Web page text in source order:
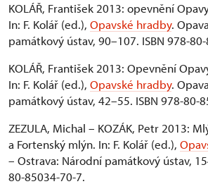
KOLÁŘ, František 2013: opevnění
In: F. Kolář (ed.), Opavské hradby.
památkový ústav, 90–107. ISBN 978-
KOLÁŘ, František 2013: Opevnění
In: F. Kolář (ed.), Opavské hradby.
památkový ústav, 42–55. ISBN 978-80-
ZEZULA, Michal – KOZÁK, Petr 2013:
a Fortenský mlýn. In: F. Kolář (ed.),
– Ostrava: Národní památkový ústav,
80-85034-70-7.